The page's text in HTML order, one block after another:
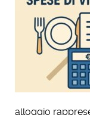
alloggio